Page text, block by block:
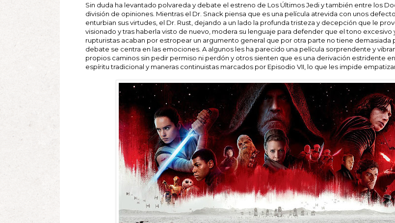
Sin duda ha levantado polvareda y debate el estreno de Los Últimos Jedi y también entre los
división de opiniones. Mientras el Dr. Snack piensa que es una película atrevida con unos
enturbian sus virtudes, el Dr. Rust, dejando a un lado la profunda tristeza y decepción que le
visionado y tras haberla visto de nuevo, modera su lenguaje para defender que el tono excesivo
rupturistas acaban por estropear un argumento general que por otra parte no tiene demasiada
debate se centra en las emociones. A algunos les ha parecido una película sorprendente y
propios caminos sin pedir permiso ni perdón y otros sienten que es una derivación estridente
espíritu tradicional y maneras continuistas marcados por Episodio VII, lo que les impide